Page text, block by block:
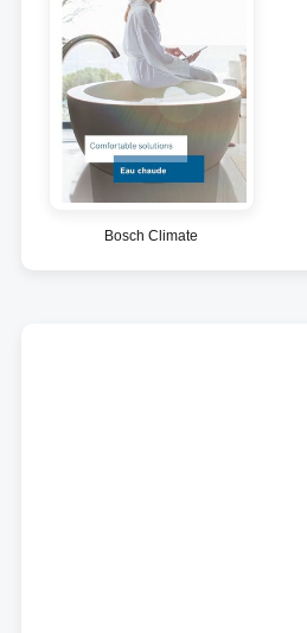
Bosch Climate